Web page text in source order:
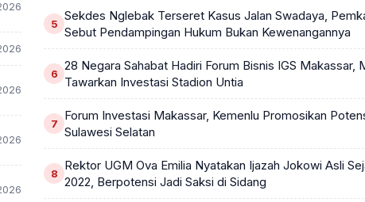
Sekdes Nglebak Terseret Kasus Jalan Swadaya,
Sebut Pendampingan Hukum Bukan Kewenangannya
28 Negara Sahabat Hadiri Forum Bisnis IGS Makassar,
Tawarkan Investasi Stadion Untia
Forum Investasi Makassar, Kemenlu Promosikan
Sulawesi Selatan
Rektor UGM Ova Emilia Nyatakan Ijazah Jokowi Asli
2022, Berpotensi Jadi Saksi di Sidang